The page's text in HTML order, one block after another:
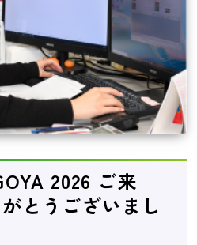
2026 ご来
とうございまし